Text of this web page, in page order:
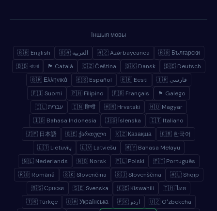
Іншыя мовы
🇬🇧 English 🇸🇦 العربية 🇦🇿 Azərbaycanca
🇧🇬 Български
🇧🇩 বাংলা
🏴 Català 🇨🇿 Čeština 🇩🇰 Dansk
🇩🇪 Deutsch
🇬🇷 Ελληνικά
🇪🇸 Español 🇪🇪 Eesti
🇮🇷 فارسی
🇫🇮 Suomi
🇵🇭 Filipino 🇫🇷 Français
🏴 Galego
🇮🇱 עברית
🇮🇳 हिन्दी 🇭🇷 Hrvatski
🇭🇺 Magyar
🇮🇩 Bahasa Indonesia
🇮🇸 Íslenska
🇮🇹 Italiano
🇯🇵 日本語
🇬🇪 ქართული 🇰🇿 Қазақша
🇰🇷 한국어
🇱🇹 Lietuvių
🇱🇻 Latviešu
🇲🇾 Bahasa Melayu
🇳🇱 Nederlands
🇳🇴 Norsk 🇵🇱 Polski
🇵🇹 Português
🇷🇴 Română
🇸🇰 Slovenčina 🇸🇮 Slovenščina
🇦🇱 Shqip
🇷🇸 Српски
🇸🇪 Svenska 🇰🇪 Kiswahili
🇹🇭 ไทย
🇹🇷 Türkçe
🇺🇦 Українська 🇵🇰 اردو 🇺🇿 Oʻzbekcha